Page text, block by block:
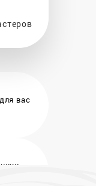
для вас